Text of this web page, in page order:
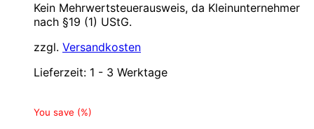
Kein Mehrwertsteuerausweis, da Kleinunternehmer
nach §19 (1) UStG.
zzgl. Versandkosten
Lieferzeit: 1 - 3 Werktage
You save (%)